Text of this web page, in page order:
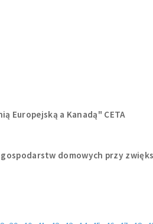
Europejską a Kanadą" CETA
domowych przy